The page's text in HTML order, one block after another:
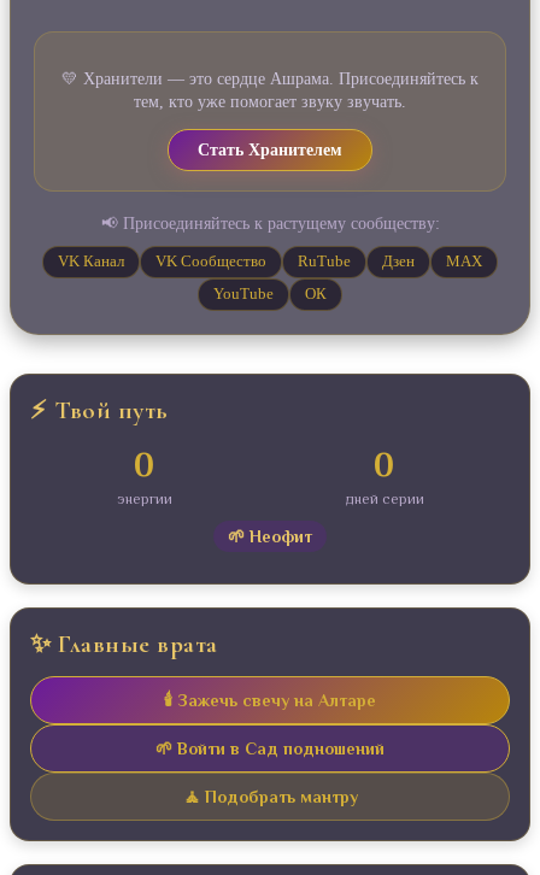
💛 Хранители — это сердце Ашрама. Присоединяйтесь к
тем, кто уже помогает звуку звучать.
Стать Хранителем
📢 Присоединяйтесь к растущему сообществу:
VK Канал VK Сообщество RuTube Дзен
MAX
YouTube
ОК
⚡ Твой путь
0
энергии
0
дней серии
🌱 Неофит
✨ Главные врата
🕯️ Зажечь свечу на Алтаре
🌱 Войти в Сад подношений
🧘 Подобрать мантру